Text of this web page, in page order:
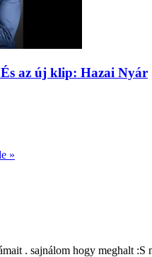
az új klip: Hazai Nyár
»
. sajnálom hogy meghalt